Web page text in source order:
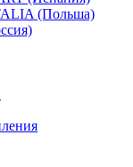
(Польша)